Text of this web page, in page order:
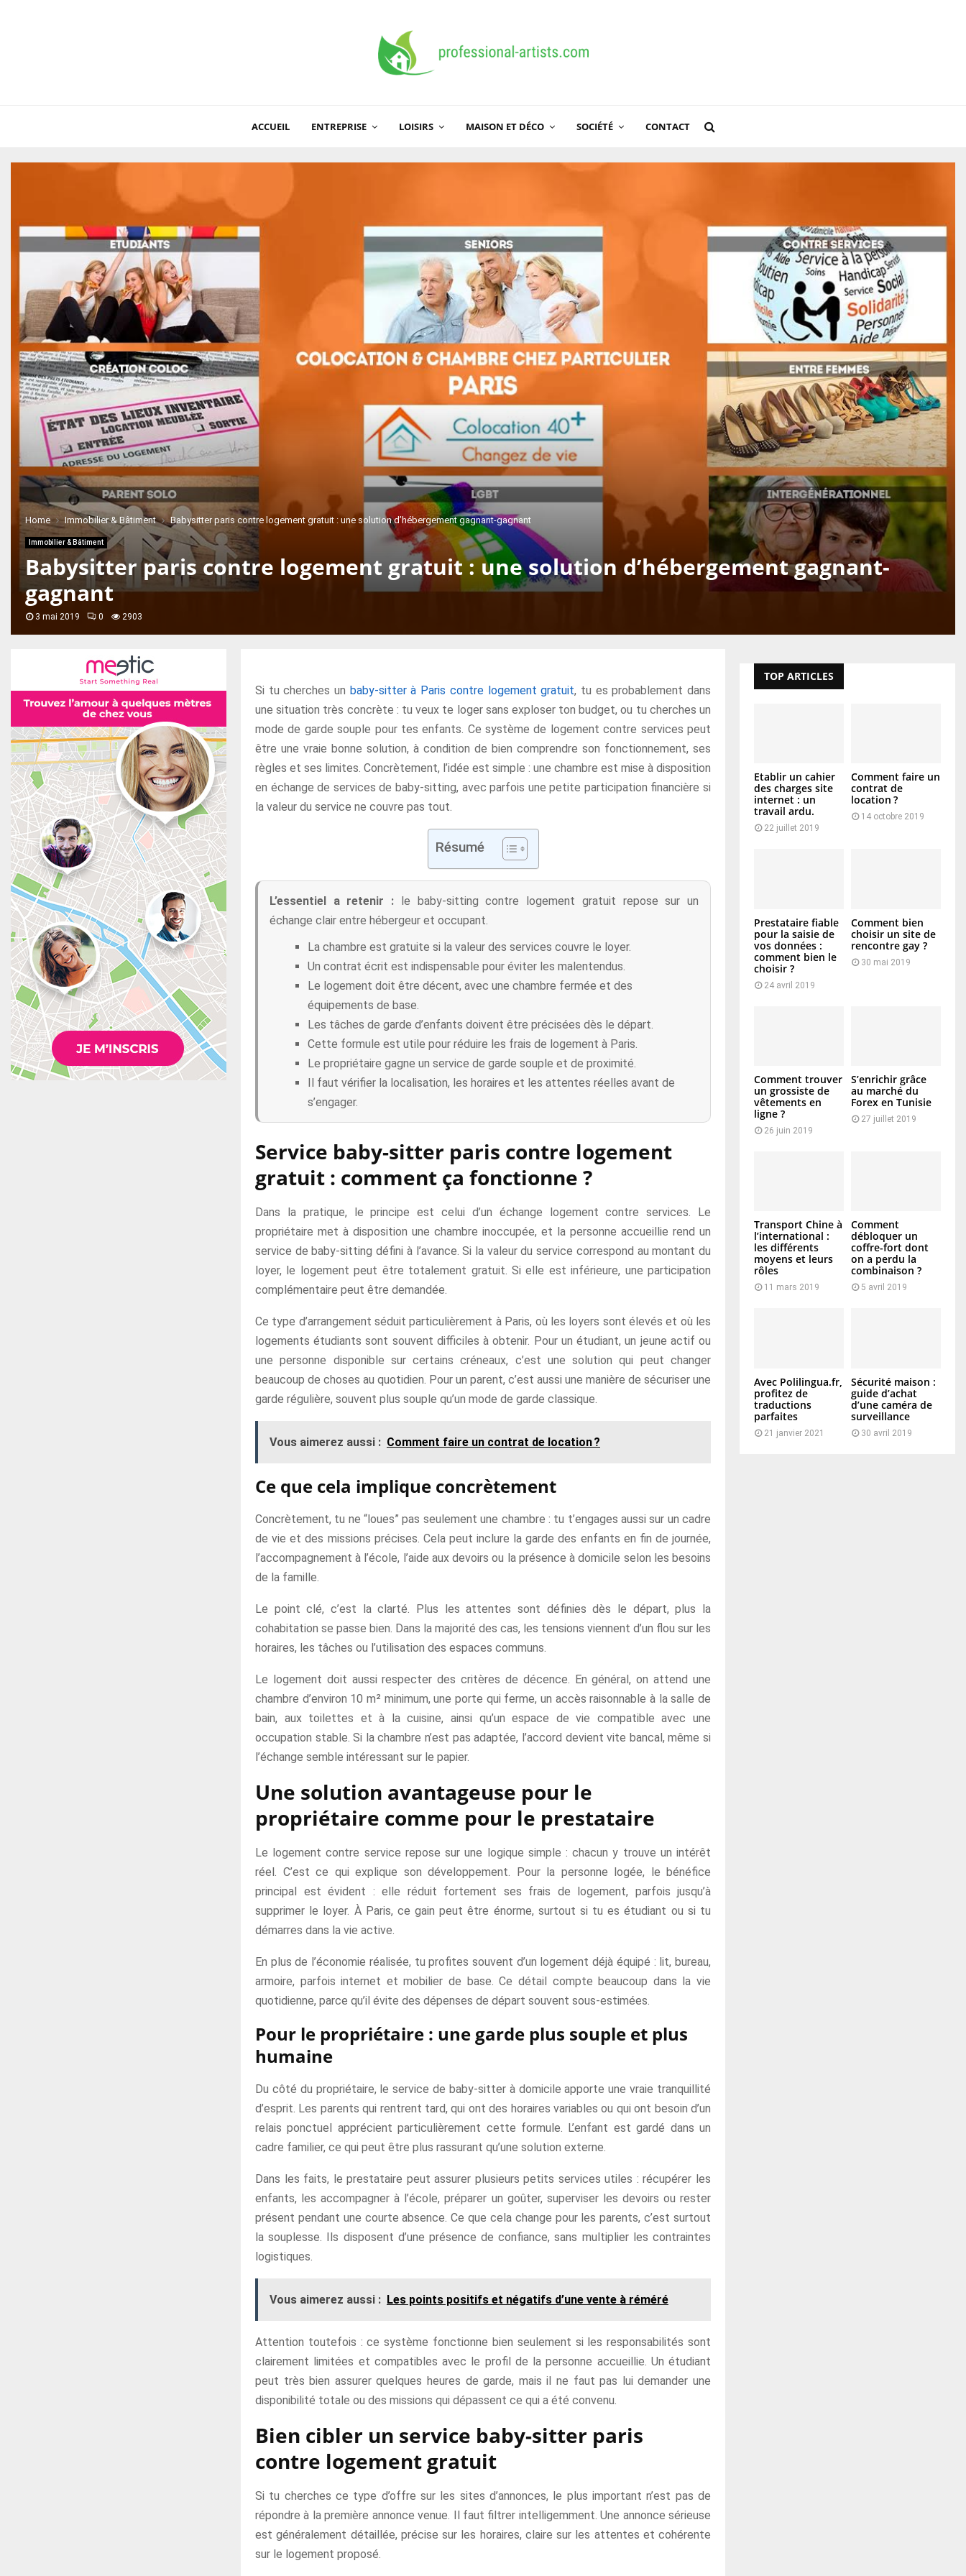
ACCUEIL ENTREPRISE LOISIRS MAISON ET DÉCO SOCIÉTÉ CONTACT
Home Immobilier & Bâtiment Babysitter paris contre logement gratuit : une solution d’hébergement gagnant-gagnant
Immobilier & Bâtiment
Babysitter paris contre logement gratuit : une solution d’hébergement gagnant-
gagnant
3 mai 2019 0 2903
Si tu cherches un baby-sitter à Paris contre logement gratuit, tu es probablement dans
une situation très concrète : tu veux te loger sans exploser ton budget, ou tu cherches un
mode de garde souple pour tes enfants. Ce système de logement contre services peut
être une vraie bonne solution, à condition de bien comprendre son fonctionnement, ses
règles et ses limites. Concrètement, l’idée est simple : une chambre est mise à disposition
en échange de services de baby-sitting, avec parfois une petite participation financière si
la valeur du service ne couvre pas tout.
Résumé
L’essentiel a retenir : le baby-sitting contre logement gratuit repose sur un
échange clair entre hébergeur et occupant.
La chambre est gratuite si la valeur des services couvre le loyer.
Un contrat écrit est indispensable pour éviter les malentendus.
Le logement doit être décent, avec une chambre fermée et des
équipements de base.
Les tâches de garde d’enfants doivent être précisées dès le départ.
Cette formule est utile pour réduire les frais de logement à Paris.
Le propriétaire gagne un service de garde souple et de proximité.
Il faut vérifier la localisation, les horaires et les attentes réelles avant de
s’engager.
Service baby-sitter paris contre logement
gratuit : comment ça fonctionne ?
Dans la pratique, le principe est celui d’un échange logement contre services. Le
propriétaire met à disposition une chambre inoccupée, et la personne accueillie rend un
service de baby-sitting défini à l’avance. Si la valeur du service correspond au montant du
loyer, le logement peut être totalement gratuit. Si elle est inférieure, une participation
complémentaire peut être demandée.
Ce type d’arrangement séduit particulièrement à Paris, où les loyers sont élevés et où les
logements étudiants sont souvent difficiles à obtenir. Pour un étudiant, un jeune actif ou
une personne disponible sur certains créneaux, c’est une solution qui peut changer
beaucoup de choses au quotidien. Pour un parent, c’est aussi une manière de sécuriser une
garde régulière, souvent plus souple qu’un mode de garde classique.
Vous aimerez aussi : Comment faire un contrat de location ?
Ce que cela implique concrètement
Concrètement, tu ne “loues” pas seulement une chambre : tu t’engages aussi sur un cadre
de vie et des missions précises. Cela peut inclure la garde des enfants en fin de journée,
l’accompagnement à l’école, l’aide aux devoirs ou la présence à domicile selon les besoins
de la famille.
Le point clé, c’est la clarté. Plus les attentes sont définies dès le départ, plus la
cohabitation se passe bien. Dans la majorité des cas, les tensions viennent d’un flou sur les
horaires, les tâches ou l’utilisation des espaces communs.
Le logement doit aussi respecter des critères de décence. En général, on attend une
chambre d’environ 10 m² minimum, une porte qui ferme, un accès raisonnable à la salle de
bain, aux toilettes et à la cuisine, ainsi qu’un espace de vie compatible avec une
occupation stable. Si la chambre n’est pas adaptée, l’accord devient vite bancal, même si
l’échange semble intéressant sur le papier.
Une solution avantageuse pour le
propriétaire comme pour le prestataire
Le logement contre service repose sur une logique simple : chacun y trouve un intérêt
réel. C’est ce qui explique son développement. Pour la personne logée, le bénéfice
principal est évident : elle réduit fortement ses frais de logement, parfois jusqu’à
supprimer le loyer. À Paris, ce gain peut être énorme, surtout si tu es étudiant ou si tu
démarres dans la vie active.
En plus de l’économie réalisée, tu profites souvent d’un logement déjà équipé : lit, bureau,
armoire, parfois internet et mobilier de base. Ce détail compte beaucoup dans la vie
quotidienne, parce qu’il évite des dépenses de départ souvent sous-estimées.
Pour le propriétaire : une garde plus souple et plus
humaine
Du côté du propriétaire, le service de baby-sitter à domicile apporte une vraie tranquillité
d’esprit. Les parents qui rentrent tard, qui ont des horaires variables ou qui ont besoin d’un
relais ponctuel apprécient particulièrement cette formule. L’enfant est gardé dans un
cadre familier, ce qui peut être plus rassurant qu’une solution externe.
Dans les faits, le prestataire peut assurer plusieurs petits services utiles : récupérer les
enfants, les accompagner à l’école, préparer un goûter, superviser les devoirs ou rester
présent pendant une courte absence. Ce que cela change pour les parents, c’est surtout
la souplesse. Ils disposent d’une présence de confiance, sans multiplier les contraintes
logistiques.
Vous aimerez aussi : Les points positifs et négatifs d’une vente à réméré
Attention toutefois : ce système fonctionne bien seulement si les responsabilités sont
clairement limitées et compatibles avec le profil de la personne accueillie. Un étudiant
peut très bien assurer quelques heures de garde, mais il ne faut pas lui demander une
disponibilité totale ou des missions qui dépassent ce qui a été convenu.
Bien cibler un service baby-sitter paris
contre logement gratuit
Si tu cherches ce type d’offre sur les sites d’annonces, le plus important n’est pas de
répondre à la première annonce venue. Il faut filtrer intelligemment. Une annonce sérieuse
est généralement détaillée, précise sur les horaires, claire sur les attentes et cohérente
sur le logement proposé.
TOP ARTICLES
Etablir un cahier
des charges site
internet : un
travail ardu.
22 juillet 2019
Comment faire un
contrat de
location ?
14 octobre 2019
Prestataire fiable
pour la saisie de
vos données :
comment bien le
choisir ?
24 avril 2019
Comment bien
choisir un site de
rencontre gay ?
30 mai 2019
Comment trouver
un grossiste de
vêtements en
ligne ?
26 juin 2019
S’enrichir grâce
au marché du
Forex en Tunisie
27 juillet 2019
Transport Chine à
l’international :
les différents
moyens et leurs
rôles
11 mars 2019
Comment
débloquer un
coffre-fort dont
on a perdu la
combinaison ?
5 avril 2019
Avec Polilingua.fr,
profitez de
traductions
parfaites
21 janvier 2021
Sécurité maison :
guide d’achat
d’une caméra de
surveillance
30 avril 2019